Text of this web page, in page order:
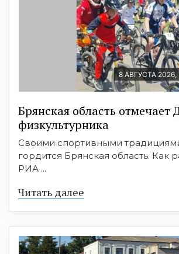
8 АВГУСТА 2026,
Брянская область отмечает
физкультурника
Своими спортивными
гордится Брянская область. Как
РИА ...
Читать далее